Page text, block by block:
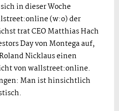
in dieser Woche
(w:o) der
trat CEO Matthias Hach
Day von Montega auf,
Nicklaus einen
von wallstreet:online.
Man ist hinsichtlich